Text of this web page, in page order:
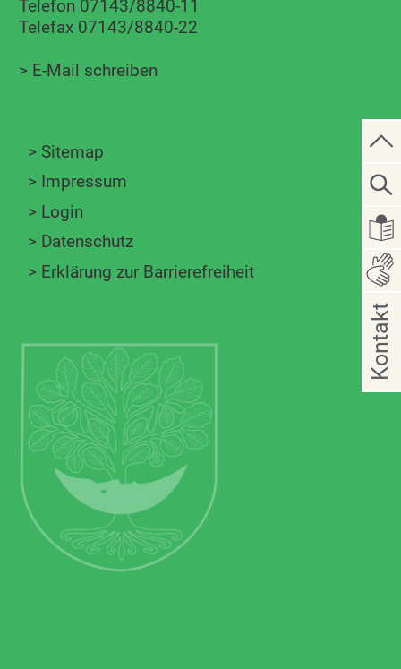
Telefon 07143/8840-11
Telefax 07143/8840-22
> E-Mail schreiben
> Sitemap
> Impressum
> Login
> Datenschutz
> Erklärung zur Barrierefreiheit
Kontakt